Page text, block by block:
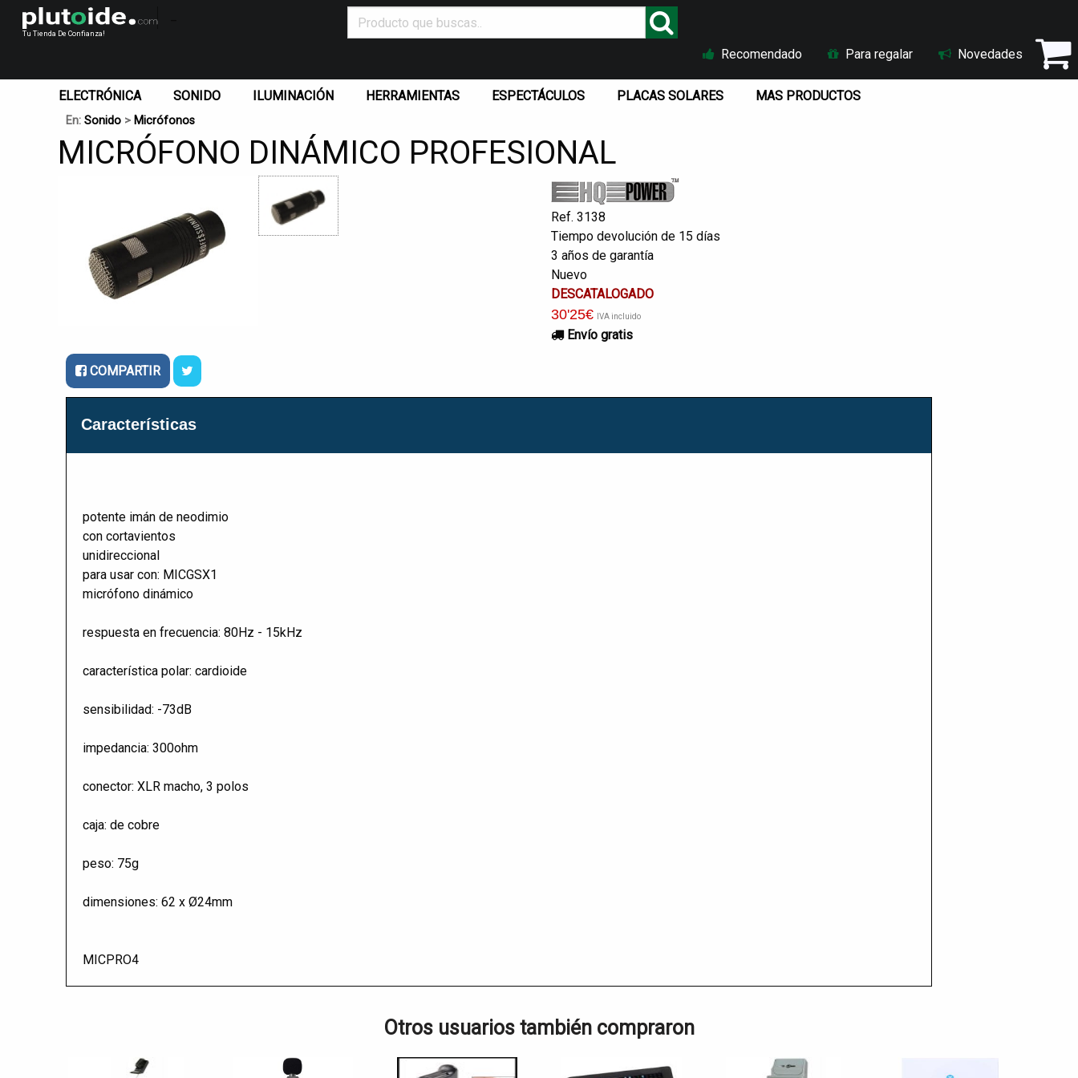
Tu Tienda De Confianza!
Recomendado Para regalar Novedades
ELECTRÓNICA SONIDO ILUMINACIÓN HERRAMIENTAS ESPECTÁCULOS PLACAS SOLARES MAS PRODUCTOS
En: Sonido > Micrófonos
MICRÓFONO DINÁMICO PROFESIONAL
Ref. 3138
Tiempo devolución de 15 días
3 años de garantía
Nuevo
DESCATALOGADO
30'25€ IVA incluido
Envío gratis
COMPARTIR
Características
potente imán de neodimio
con cortavientos
unidireccional
para usar con: MICGSX1
micrófono dinámico
respuesta en frecuencia: 80Hz - 15kHz
característica polar: cardioide
sensibilidad: -73dB
impedancia: 300ohm
conector: XLR macho, 3 polos
caja: de cobre
peso: 75g
dimensiones: 62 x Ø24mm
MICPRO4
Otros usuarios también compraron